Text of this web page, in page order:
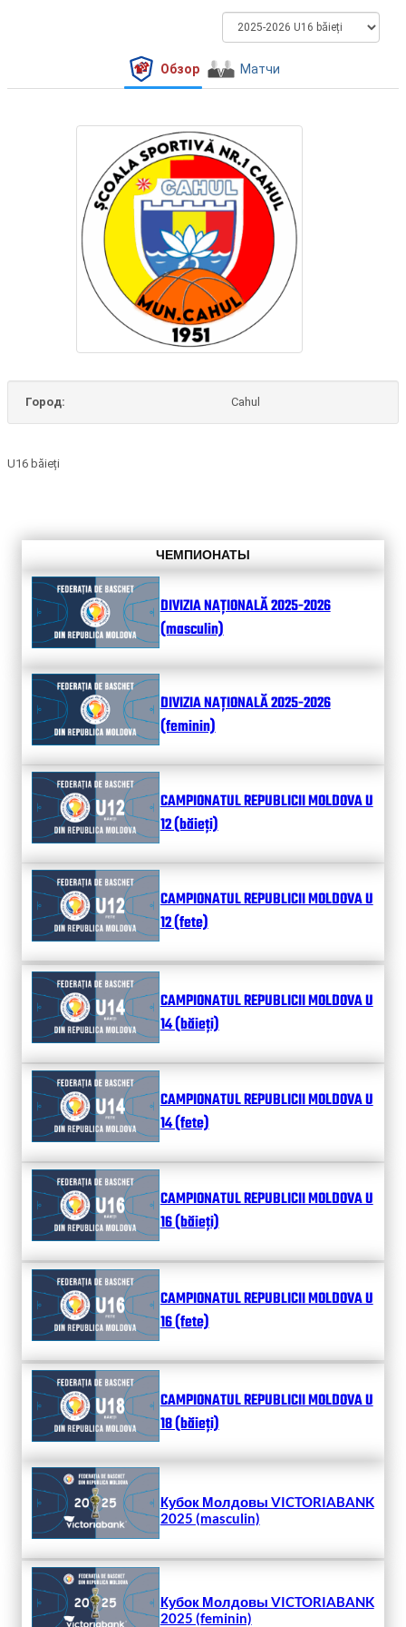
Обзор Матчи
Город: Cahul
U16 băieți
ЧЕМПИОНАТЫ
DIVIZIA NAȚIONALĂ 2025-2026
(masculin)
DIVIZIA NAȚIONALĂ 2025-2026
(feminin)
CAMPIONATUL REPUBLICII MOLDOVA U
12 (băieți)
CAMPIONATUL REPUBLICII MOLDOVA U
12 (fete)
CAMPIONATUL REPUBLICII MOLDOVA U
14 (băieți)
CAMPIONATUL REPUBLICII MOLDOVA U
14 (fete)
CAMPIONATUL REPUBLICII MOLDOVA U
16 (băieți)
CAMPIONATUL REPUBLICII MOLDOVA U
16 (fete)
CAMPIONATUL REPUBLICII MOLDOVA U
18 (băieți)
Кубок Молдовы VICTORIABANK
2025 (masculin)
Кубок Молдовы VICTORIABANK
2025 (feminin)